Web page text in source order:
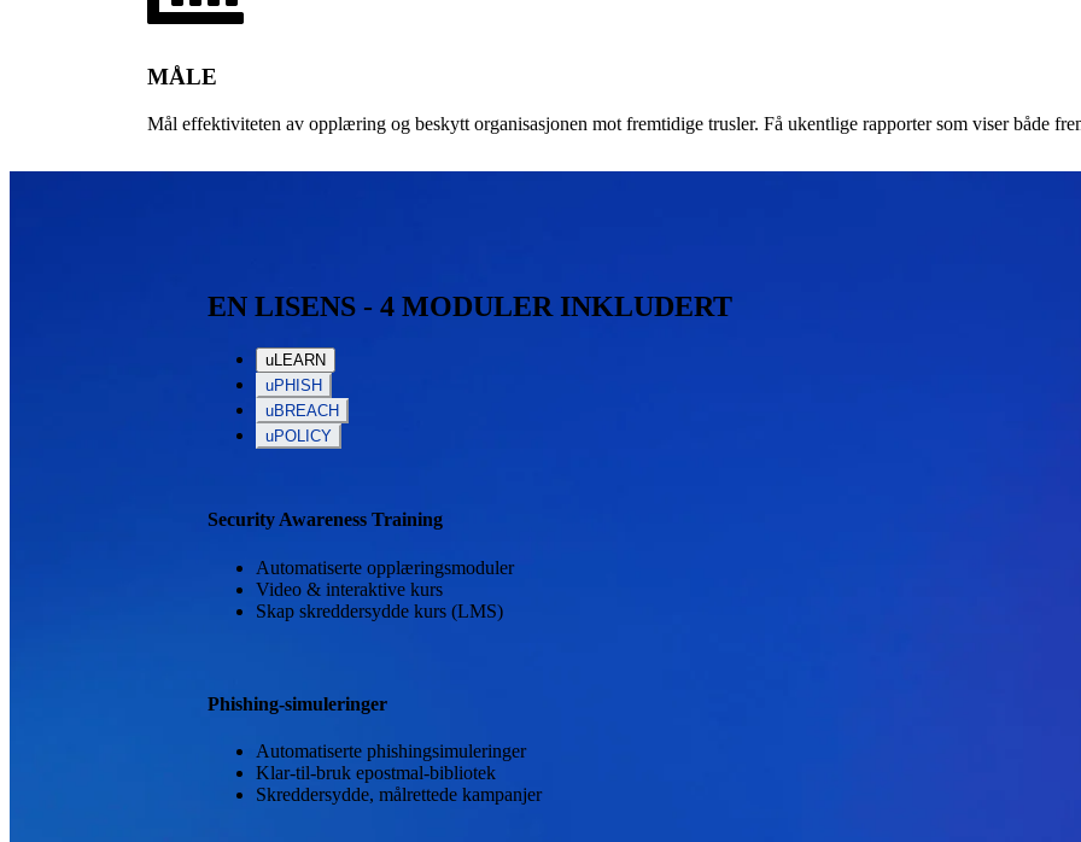
MÅLE
Mål effektiviteten av opplæring og beskytt organisasjonen mot fremtidige trusler. Få ukentlige rapporter som viser både
EN LISENS - 4 MODULER INKLUDERT
uLEARN
uPHISH
uBREACH
uPOLICY
Security Awareness Training
Automatiserte opplæringsmoduler
Video & interaktive kurs
Skap skreddersydde kurs (LMS)
Phishing-simuleringer
Automatiserte phishingsimuleringer
Klar-til-bruk epostmal-bibliotek
Skreddersydde, målrettede kampanjer